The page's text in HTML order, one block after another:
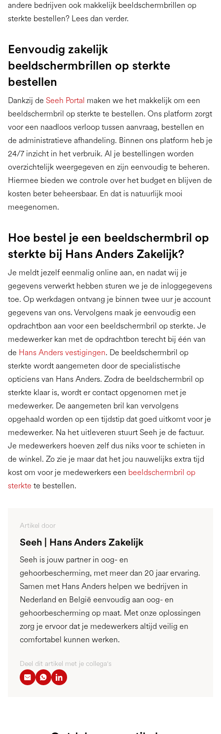
andere bedrijven ook makkelijk beeldschermbrillen op
sterkte bestellen? Lees dan verder.
Eenvoudig zakelijk
beeldschermbrillen op sterkte
bestellen
Dankzij de Seeh Portal maken we het makkelijk om een
beeldschermbril op sterkte te bestellen. Ons platform zorgt
voor een naadloos verloop tussen aanvraag, bestellen en
de administratieve afhandeling. Binnen ons platform heb je
24/7 inzicht in het verbruik. Al je bestellingen worden
overzichtelijk weergegeven en zijn eenvoudig te beheren.
Hiermee bieden we controle over het budget en blijven de
kosten beter beheersbaar. En dat is natuurlijk mooi
meegenomen.
Hoe bestel je een beeldschermbril op
sterkte bij Hans Anders Zakelijk?
Je meldt jezelf eenmalig online aan, en nadat wij je
gegevens verwerkt hebben sturen we je de inloggegevens
toe. Op werkdagen ontvang je binnen twee uur je account
gegevens van ons. Vervolgens maak je eenvoudig een
opdrachtbon aan voor een beeldschermbril op sterkte. Je
medewerker kan met de opdrachtbon terecht bij één van
de Hans Anders vestigingen. De beeldschermbril op
sterkte wordt aangemeten door de specialistische
opticiens van Hans Anders. Zodra de beeldschermbril op
sterkte klaar is, wordt er contact opgenomen met je
medewerker. De aangemeten bril kan vervolgens
opgehaald worden op een tijdstip dat goed uitkomt voor je
medewerker. Na het uitleveren stuurt Seeh je de factuur.
Je medewerkers hoeven zelf dus niks voor te schieten in
de winkel. Zo zie je maar dat het jou nauwelijks extra tijd
kost om voor je medewerkers een beeldschermbril op
sterkte te bestellen.
Artikel door
Seeh | Hans Anders Zakelijk
Seeh is jouw partner in oog- en
gehoorbescherming, met meer dan 20 jaar ervaring.
Samen met Hans Anders helpen we bedrijven in
Nederland en België eenvoudig aan oog- en
gehoorbescherming op maat. Met onze oplossingen
zorg je ervoor dat je medewerkers altijd veilig en
comfortabel kunnen werken.
Deel dit artikel met je collega's